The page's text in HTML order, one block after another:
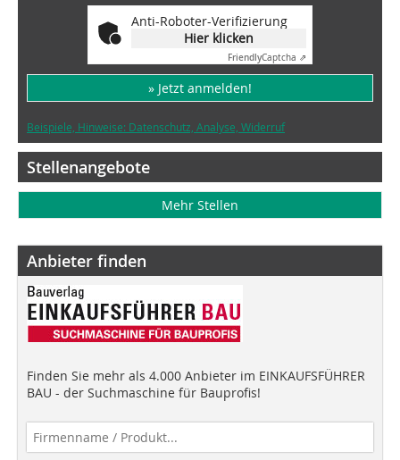
Anti-Roboter-Verifizierung
Hier klicken
FriendlyCaptcha ⇗
» Jetzt anmelden!
Beispiele, Hinweise: Datenschutz, Analyse, Widerruf
Stellenangebote
Mehr Stellen
Anbieter finden
Finden Sie mehr als 4.000 Anbieter im EINKAUFSFÜHRER
BAU - der Suchmaschine für Bauprofis!